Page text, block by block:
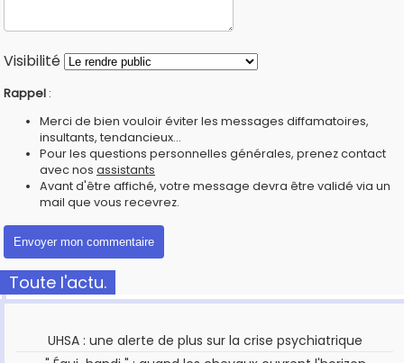
Visibilité
Rappel :
Merci de bien vouloir éviter les messages diffamatoires,
insultants, tendancieux...
Pour les questions personnelles générales, prenez contact
avec nos assistants
Avant d'être affiché, votre message devra être validé via un
mail que vous recevrez.
Toute l'actu.
UHSA : une alerte de plus sur la crise psychiatrique